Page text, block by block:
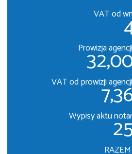
VAT od
Prowizja
VAT od prowizji
Wypisy aktu